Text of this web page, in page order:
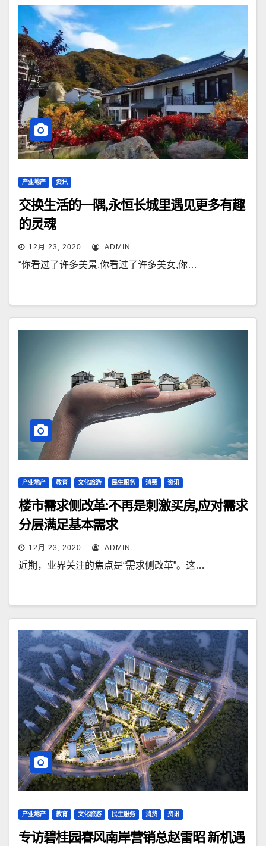
产业地产 资讯
交换生活的一隅,永恒长城里遇见更多有趣
的灵魂
12月 23, 2020 ADMIN
“你看过了许多美景,你看过了许多美女,你…
产业地产 教育 文化旅游 民生服务 消费 资讯
楼市需求侧改革:不再是刺激买房,应对需求
分层满足基本需求
12月 23, 2020 ADMIN
近期，业界关注的焦点是“需求侧改革”。这…
产业地产 教育 文化旅游 民生服务 消费 资讯
专访碧桂园春风南岸营销总赵雷昭 新机遇